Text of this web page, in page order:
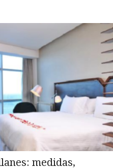
medidas,